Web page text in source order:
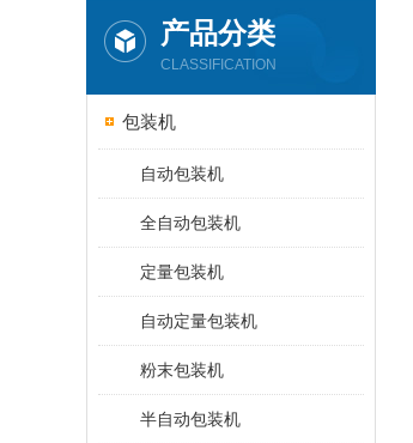
产品分类
CLASSIFICATION
包装机
自动包装机
全自动包装机
定量包装机
自动定量包装机
粉末包装机
半自动包装机